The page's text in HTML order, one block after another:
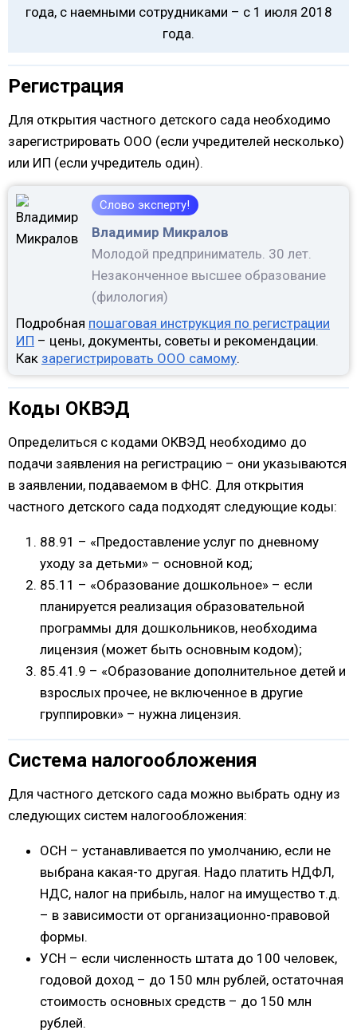
года, с наемными сотрудниками – с 1 июля 2018
года.
Регистрация
Для открытия частного детского сада необходимо
зарегистрировать ООО (если учредителей несколько)
или ИП (если учредитель один).
Слово эксперту!
Владимир Микралов
Молодой предприниматель. 30 лет.
Незаконченное высшее образование
(филология)
Подробная пошаговая инструкция по регистрации
ИП – цены, документы, советы и рекомендации.
Как зарегистрировать ООО самому.
Коды ОКВЭД
Определиться с кодами ОКВЭД необходимо до
подачи заявления на регистрацию – они указываются
в заявлении, подаваемом в ФНС. Для открытия
частного детского сада подходят следующие коды:
88.91 – «Предоставление услуг по дневному
уходу за детьми» – основной код;
85.11 – «Образование дошкольное» – если
планируется реализация образовательной
программы для дошкольников, необходима
лицензия (может быть основным кодом);
85.41.9 – «Образование дополнительное детей и
взрослых прочее, не включенное в другие
группировки» – нужна лицензия.
Система налогообложения
Для частного детского сада можно выбрать одну из
следующих систем налогообложения:
ОСН – устанавливается по умолчанию, если не
выбрана какая-то другая. Надо платить НДФЛ,
НДС, налог на прибыль, налог на имущество т.д.
– в зависимости от организационно-правовой
формы.
УСН – если численность штата до 100 человек,
годовой доход – до 150 млн рублей, остаточная
стоимость основных средств – до 150 млн
рублей.